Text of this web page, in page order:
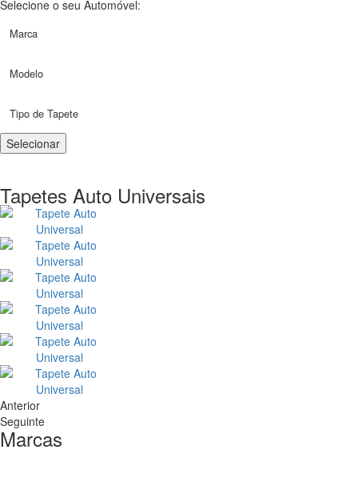
Selecione o seu Automóvel:
Tapetes Auto Universais
Anterior
Seguinte
Marcas